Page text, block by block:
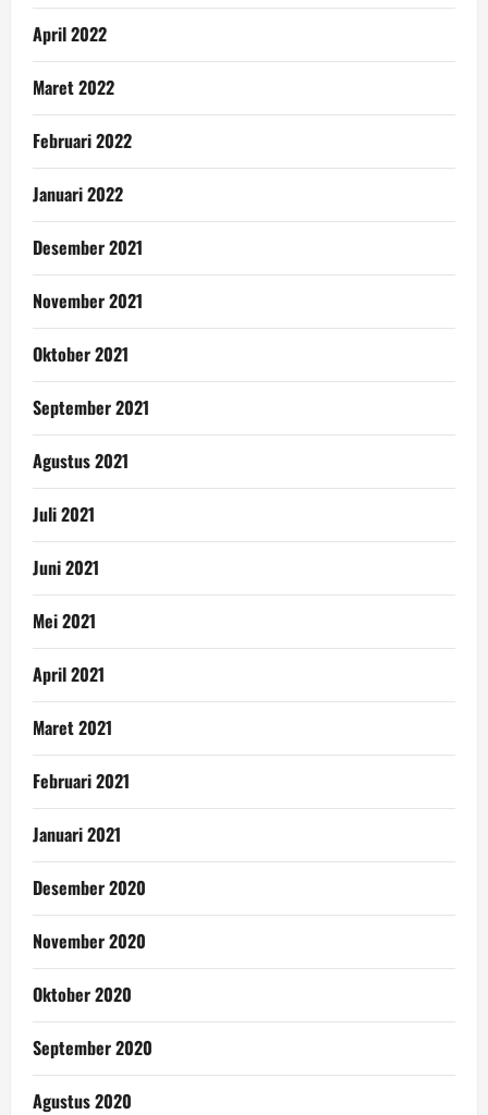
April 2022
Maret 2022
Februari 2022
Januari 2022
Desember 2021
November 2021
Oktober 2021
September 2021
Agustus 2021
Juli 2021
Juni 2021
Mei 2021
April 2021
Maret 2021
Februari 2021
Januari 2021
Desember 2020
November 2020
Oktober 2020
September 2020
Agustus 2020